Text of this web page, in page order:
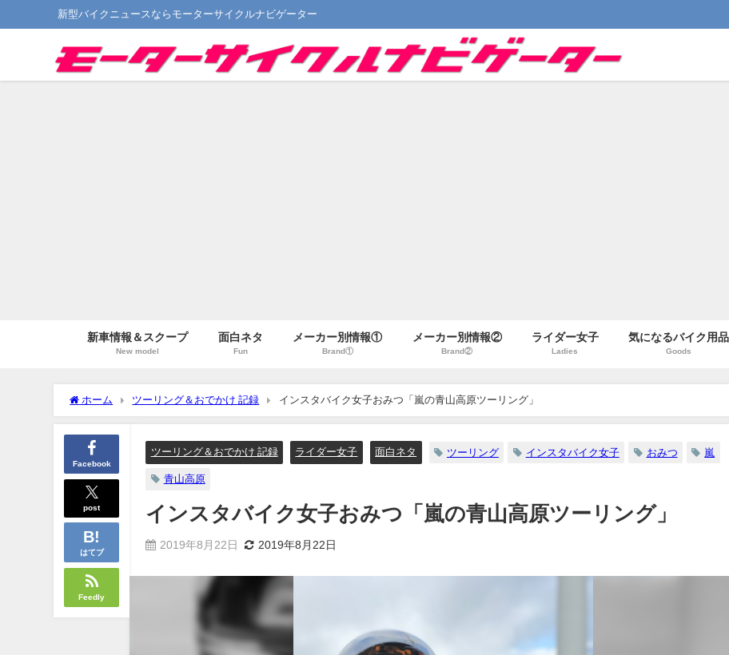
新型バイクニュースならモーターサイクルナビゲーター
新車情報＆スクープ
New model
面白ネタ
Fun
メーカー別情報①
Brand①
メーカー別情報②
Brand②
ライダー女子
Ladies
気になるバイク用品
Goods
ホーム ツーリング＆おでかけ 記録 インスタバイク女子おみつ「嵐の青山高原ツーリング」
Facebook
post
はてブ
Feedly
ツーリング＆おでかけ 記録 ライダー女子 面白ネタ ツーリング インスタバイク女子 おみつ 嵐
青山高原
インスタバイク女子おみつ「嵐の青山高原ツーリング」
2019年8月22日 2019年8月22日